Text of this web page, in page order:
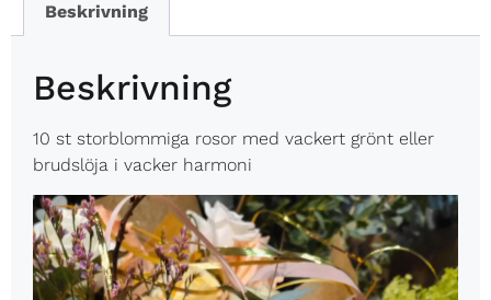
Beskrivning
Beskrivning
10 st storblommiga rosor med vackert grönt eller
brudslöja i vacker harmoni
Videospelare